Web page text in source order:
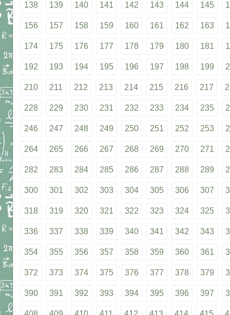
138 139 140 141 142 143 144 145
156 157 158 159 160 161 162 163
174 175 176 177 178 179 180 181
192 193 194 195 196 197 198 199
210 211 212 213 214 215 216 217
228 229 230 231 232 233 234 235
246 247 248 249 250 251 252 253
264 265 266 267 268 269 270 271
282 283 284 285 286 287 288 289
300 301 302 303 304 305 306 307
318 319 320 321 322 323 324 325
336 337 338 339 340 341 342 343
354 355 356 357 358 359 360 361
372 373 374 375 376 377 378 379
390 391 392 393 394 395 396 397